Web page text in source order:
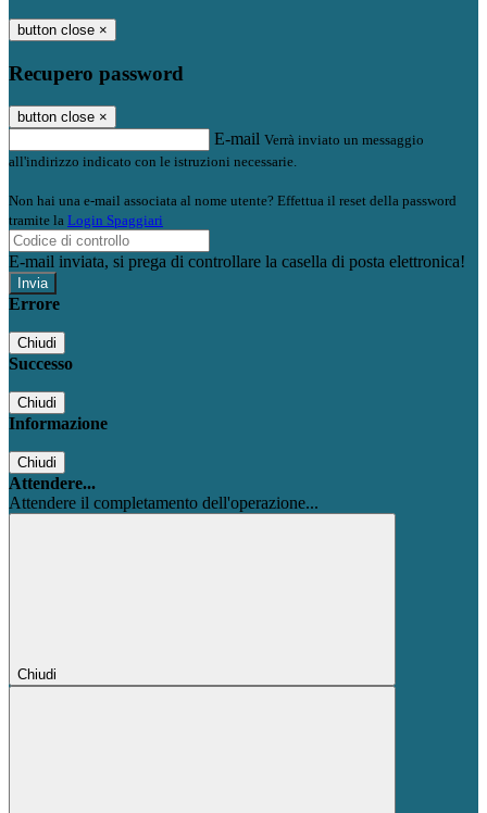
button close ×
Recupero password
button close ×
E-mail Verrà inviato un messaggio
all'indirizzo indicato con le istruzioni necessarie.
Non hai una e-mail associata al nome utente? Effettua il reset della password
tramite la Login Spaggiari
E-mail inviata, si prega di controllare la casella di posta elettronica!
Errore
Chiudi
Successo
Chiudi
Informazione
Chiudi
Attendere...
Attendere il completamento dell'operazione...
Chiudi